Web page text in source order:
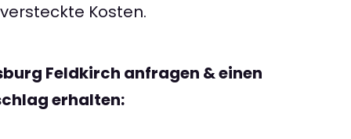
Kosten.
Feldkirch anfragen & einen
erhalten: